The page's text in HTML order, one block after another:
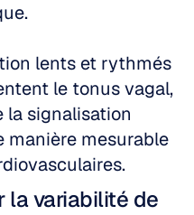
lents et rythmés
le tonus vagal,
la signalisation
manière mesurable
la variabilité de